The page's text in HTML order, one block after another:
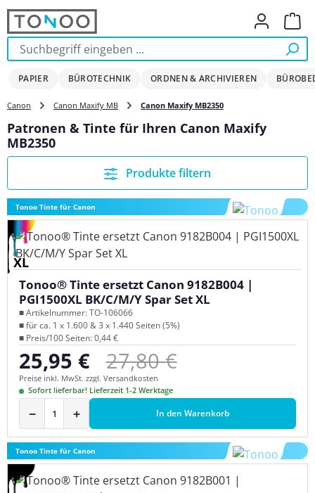
Zum Hauptinhalt springen
PAPIER BÜROTECHNIK ORDNEN & ARCHIVIEREN
Canon Canon Maxify MB Canon Maxify MB2350
Patronen & Tinte für Ihren Canon Maxify
MB2350
Produkte filtern
Tonoo Tinte für Canon
XL
Tonoo® Tinte ersetzt Canon 9182B004 |
PGI1500XL BK/C/M/Y Spar Set XL
■ Artikelnummer: TO-106066
■ für ca. 1 x 1.600 & 3 x 1.440 Seiten (5%)
■ Preis/100 Seiten: 0,44 €
Verkaufspreis:
25,95 € Regulärer Preis:
27,80 €
Preise inkl. MwSt. zzgl. Versandkosten
Sofort lieferbar! Lieferzeit 1-2 Werktage
− + In den Warenkorb
Tonoo Tinte für Canon